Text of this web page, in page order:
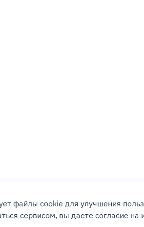
файлы cookie для улучшения
сервисом, вы даете согласие на